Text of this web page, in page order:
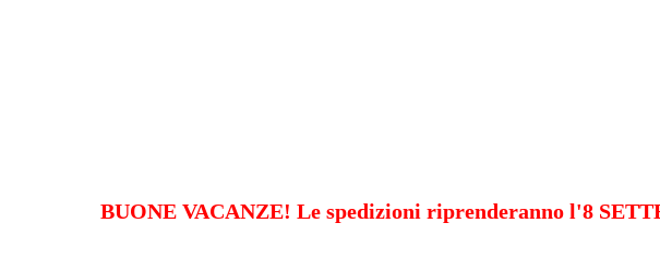
BUONE VACANZE! Le spedizioni riprenderanno l'8